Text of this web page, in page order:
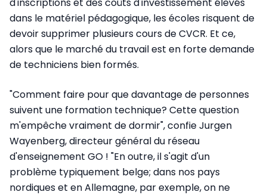
dans le matériel pédagogique, les écoles risquent de
devoir supprimer plusieurs cours de CVCR. Et ce,
alors que le marché du travail est en forte demande
de techniciens bien formés.
"Comment faire pour que davantage de personnes
suivent une formation technique? Cette question
m'empêche vraiment de dormir", confie Jurgen
Wayenberg, directeur général du réseau
d'enseignement GO ! "En outre, il s'agit d'un
problème typiquement belge; dans nos pays
nordiques et en Allemagne, par exemple, on ne